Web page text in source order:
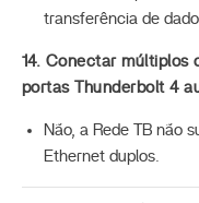
transferência de
14. Conectar múltiplos
portas Thunderbolt 4
Não, a Rede TB não
Ethernet duplos.